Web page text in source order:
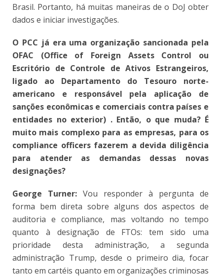
Brasil. Portanto, há muitas maneiras de o DoJ obter
dados e iniciar investigações.
O PCC já era uma organização sancionada pela
OFAC (Office of Foreign Assets Control ou
Escritório de Controle de Ativos Estrangeiros,
ligado ao Departamento do Tesouro norte-
americano e responsável pela aplicação de
sanções econômicas e comerciais contra países e
entidades no exterior) . Então, o que muda? É
muito mais complexo para as empresas, para os
compliance officers fazerem a devida diligência
para atender as demandas dessas novas
designações?
George Turner: Vou responder à pergunta de
forma bem direta sobre alguns dos aspectos de
auditoria e compliance, mas voltando no tempo
quanto à designação de FTOs: tem sido uma
prioridade desta administração, a segunda
administração Trump, desde o primeiro dia, focar
tanto em cartéis quanto em organizações criminosas